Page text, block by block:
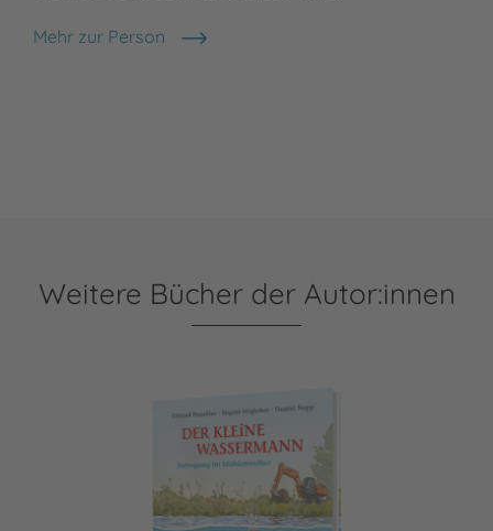
Mehr zur Person
Daniel Napp
Weitere Bücher der Autor:innen